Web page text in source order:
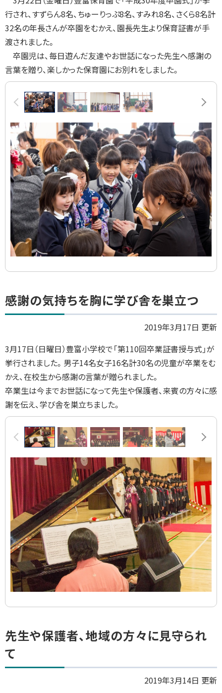
る
行され、すずらん8名、ちゅーりっぷ8名、すみれ8名、さくら8名計
32名の年長さんが卒園をむかえ、園長先生より保育証書が手
渡されました。
卒園児は、毎日遊んだ友達やお世話になった先生へ感謝の
言葉を贈り、楽しかった保育園にお別れをしました。
画
ラ
イ
ド
集
前へ 次へ
ト
ッ
戻
る
感謝の気持ちを胸に学び舎を巣立つ
2019年3月17日 更新
3月17日（日曜日）豊富小学校で「第110回卒業証書授与式」が
挙行されました。男子14名女子16名計30名の児童が卒業をむ
かえ、在校生から感謝の言葉が贈られました。
卒業生は今までお世話になって先生や保護者、来賓の方々に感
謝を伝え、学び舎を巣立ちました。
画
ラ
イ
ド
集
前へ 次へ
ト
ッ
プ
に
先生や保護者、地域の方々に見守られ
て
2019年3月14日 更新